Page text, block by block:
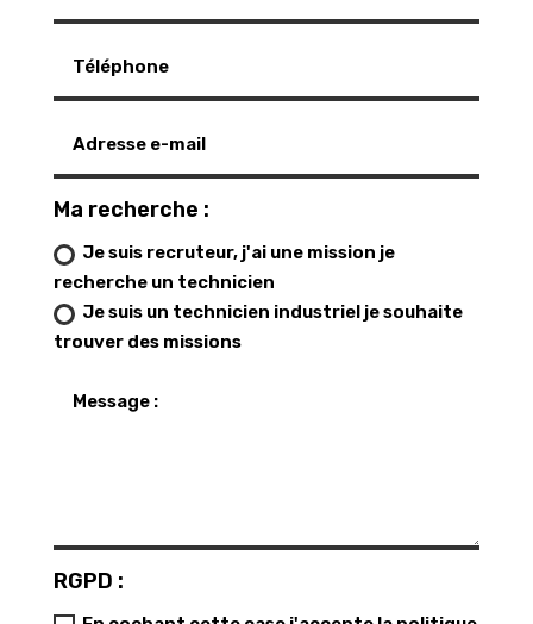
Ma recherche :
Je suis recruteur, j'ai une mission je
recherche un technicien
Je suis un technicien industriel je souhaite
trouver des missions
RGPD :